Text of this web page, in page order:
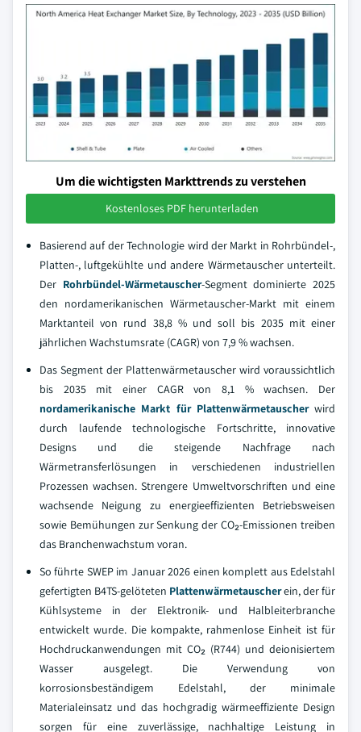
Um die wichtigsten Markttrends zu verstehen
Kostenloses PDF herunterladen
Basierend auf der Technologie wird der Markt in Rohrbündel-,
Platten-, luftgekühlte und andere Wärmetauscher unterteilt.
Der Rohrbündel-Wärmetauscher-Segment dominierte 2025
den nordamerikanischen Wärmetauscher-Markt mit einem
Marktanteil von rund 38,8 % und soll bis 2035 mit einer
jährlichen Wachstumsrate (CAGR) von 7,9 % wachsen.
Das Segment der Plattenwärmetauscher wird voraussichtlich
bis 2035 mit einer CAGR von 8,1 % wachsen. Der
nordamerikanische Markt für Plattenwärmetauscherwird
durch laufende technologische Fortschritte, innovative
Designs und die steigende Nachfrage nach
Wärmetransferlösungen in verschiedenen industriellen
Prozessen wachsen. Strengere Umweltvorschriften und eine
wachsende Neigung zu energieeffizienten Betriebsweisen
sowie Bemühungen zur Senkung der CO₂-Emissionen treiben
das Branchenwachstum voran.
So führte SWEP im Januar 2026 einen komplett aus Edelstahl
gefertigten B4TS-gelöteten Plattenwärmetauscherein, der für
Kühlsysteme in der Elektronik- und Halbleiterbranche
entwickelt wurde. Die kompakte, rahmenlose Einheit ist für
Hochdruckanwendungen mit CO₂ (R744) und deionisiertem
Wasser ausgelegt. Die Verwendung von
korrosionsbeständigem Edelstahl, der minimale
Materialeinsatz und das hochgradig wärmeeffiziente Design
sorgen für eine zuverlässige, nachhaltige Leistung in